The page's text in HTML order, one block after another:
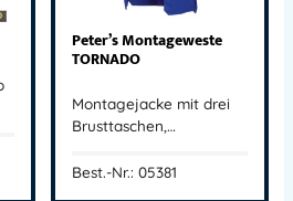
Peter’s Montageweste
TORNADO
Montagejacke mit drei
Brusttaschen,…
Best.-Nr.: 05381